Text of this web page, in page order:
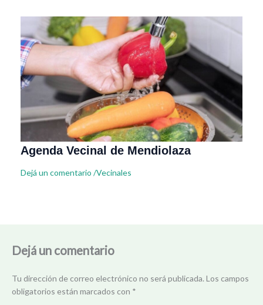
Agenda Vecinal de Mendiolaza
Dejá un comentario /Vecinales
Dejá un comentario
Tu dirección de correo electrónico no será publicada. Los campos
obligatorios están marcados con *